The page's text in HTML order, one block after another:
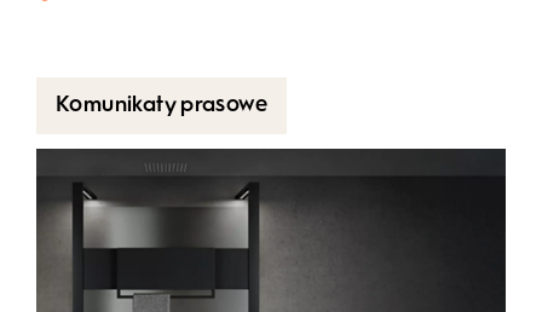
Produkty
Komunikaty prasowe